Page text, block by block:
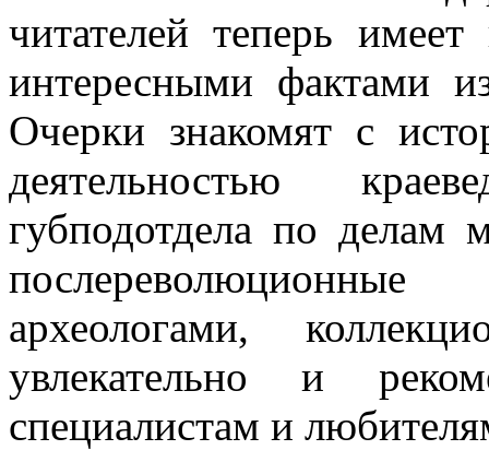
читателей теперь
интересными фактами
Очерки знакомят с
деятельностью
губподотдела по делам
археологами,
увлекательно и
специалистам и